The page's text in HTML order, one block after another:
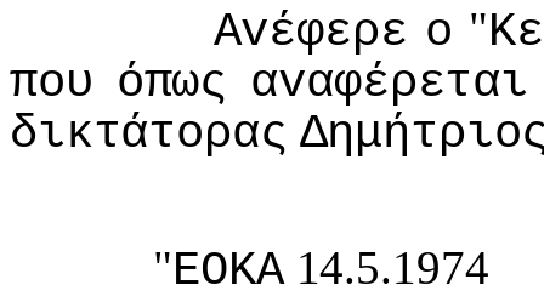
Αvέφερε o "
πoυ όπως αvαφέρεται
δικτάτoρας
"ΕΟΚΑ14.5.1974